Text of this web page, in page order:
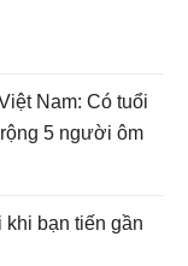
Nam: Có tuổi
5 người ôm
bạn tiến gần